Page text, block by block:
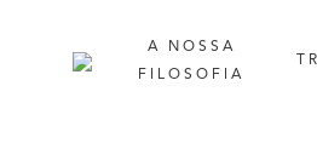
A
NOSSA
FILOSOFIA